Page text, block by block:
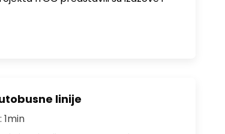
linije